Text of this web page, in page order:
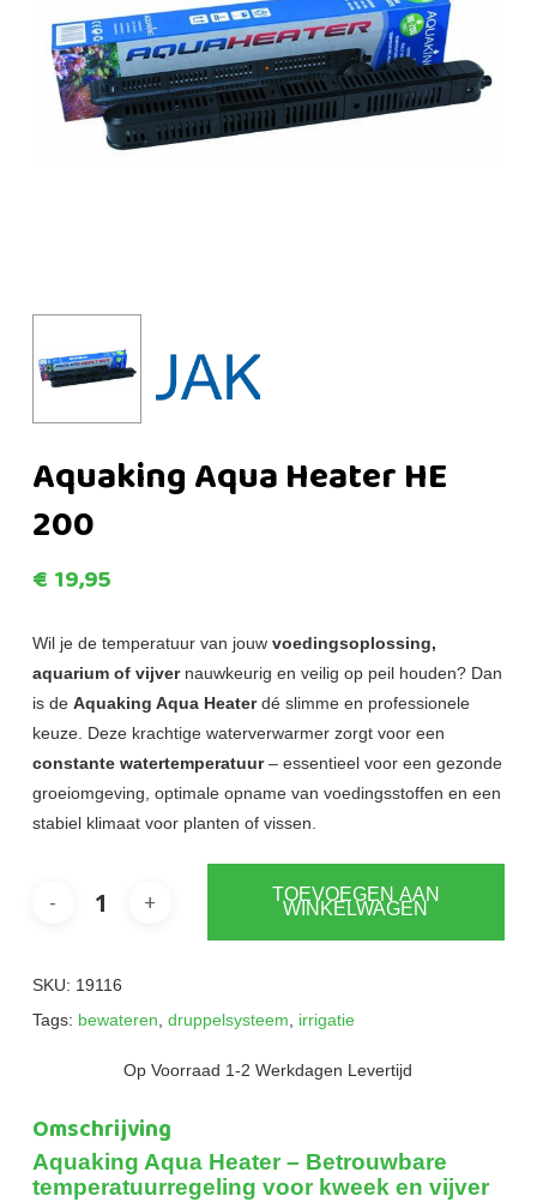
Aquaking Aqua Heater HE
200
€ 19,95
Wil je de temperatuur van jouwvoedingsoplossing,
aquarium of vijvernauwkeurig en veilig op peil houden? Dan
is de Aquaking Aqua Heaterdé slimme en professionele
keuze. Deze krachtige waterverwarmer zorgt voor een
constante watertemperatuur– essentieel voor een gezonde
groeiomgeving, optimale opname van voedingsstoffen en een
stabiel klimaat voor planten of vissen.
TOEVOEGEN AAN
WINKELWAGEN
SKU: 19116
Tags: bewateren, druppelsysteem, irrigatie
Op Voorraad 1-2 Werkdagen Levertijd
Omschrijving
Aquaking Aqua Heater – Betrouwbare
temperatuurregeling voor kweek en vijver